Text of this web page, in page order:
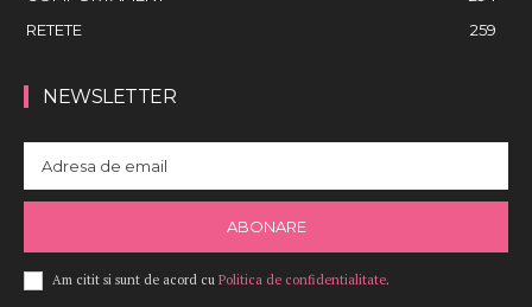
RETETE
259
NEWSLETTER
ABONARE
Am citit si sunt de acord cu Politica de confidentialitate.